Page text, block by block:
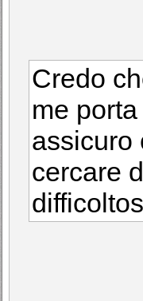
Credo
me
assicuro
cercare